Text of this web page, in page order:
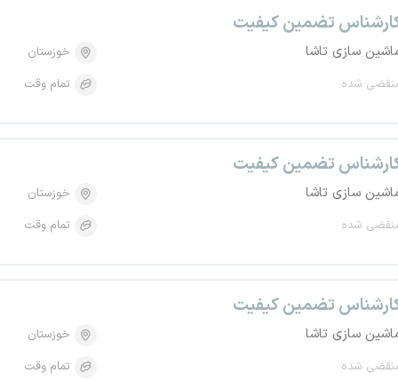
تضمین کیفیت
سازی تاشا
شده
خوزستان
تمام وقت
تضمین کیفیت
سازی تاشا
شده
خوزستان
تمام وقت
تضمین کیفیت
سازی تاشا
شده
خوزستان
تمام وقت